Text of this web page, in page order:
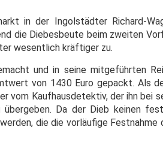
in der Ingolstädter Richard-
die Diebesbeute beim zweiten
wesentlich kräftiger zu.
und in seine mitgeführten
von 1430 Euro gepackt. Als
vom Kaufhausdetektiv, der ihn bei
Da der Dieb keinen
die die vorläufige Festnahme